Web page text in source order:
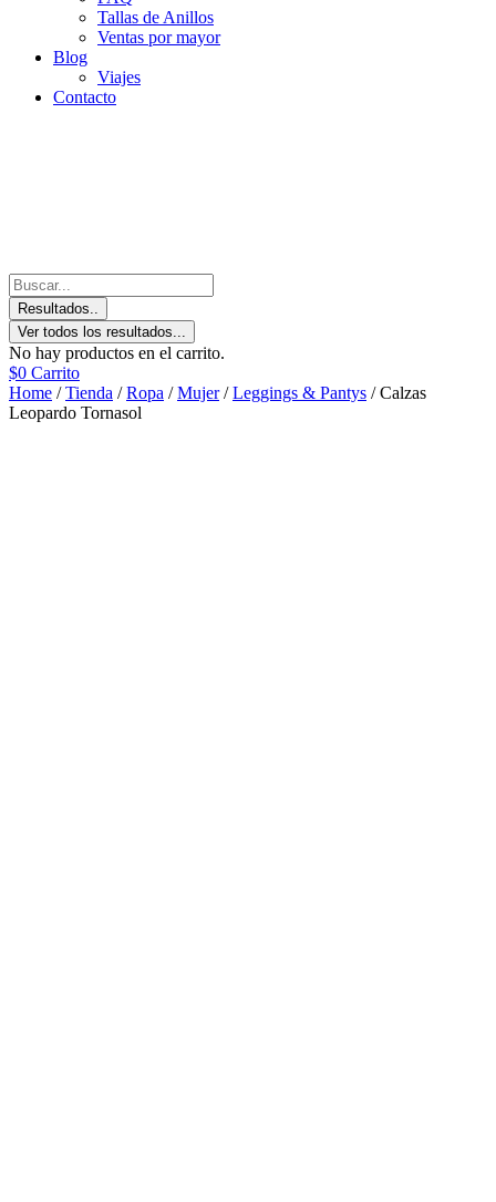
Tallas de Anillos
Ventas por mayor
Blog
Viajes
Contacto
Resultados..
Ver todos los resultados...
No hay productos en el carrito.
$0 Carrito
Home /Tienda /Ropa /Mujer/Leggings & Pantys / Calzas
Leopardo Tornasol